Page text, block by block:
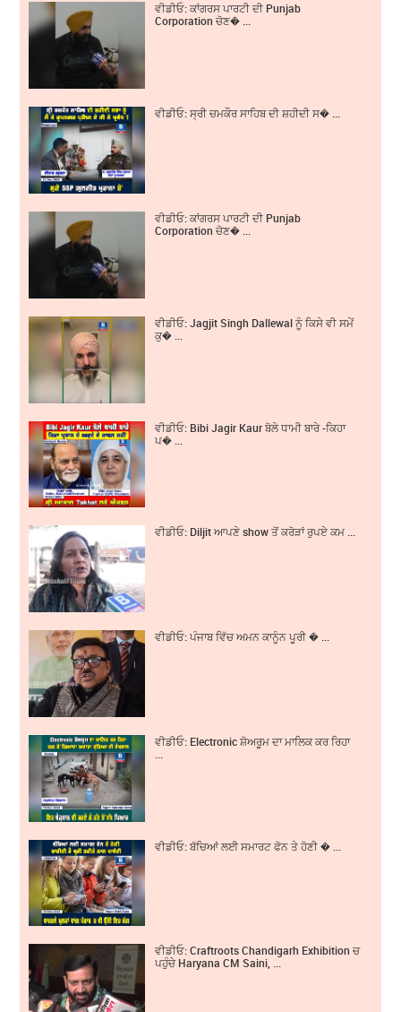
ਵੀਡੀਓ: ਕਾਂਗਰਸ ਪਾਰਟੀ ਦੀ Punjab
Corporation ਚੋਣ� ...
ਵੀਡੀਓ: ਸ੍ਰੀ ਚਮਕੌਰ ਸਾਹਿਬ ਦੀ ਸ਼ਹੀਦੀ ਸ� ...
ਵੀਡੀਓ: ਕਾਂਗਰਸ ਪਾਰਟੀ ਦੀ Punjab
Corporation ਚੋਣ� ...
ਵੀਡੀਓ: Jagjit Singh Dallewal ਨੂੰ ਕਿਸੇ ਵੀ ਸਮੇਂ
ਕੁ� ...
ਵੀਡੀਓ: Bibi Jagir Kaur ਬੋਲੇ ਧਾਮੀ ਬਾਰੇ -ਕਿਹਾ
ਪ� ...
ਵੀਡੀਓ: Diljit ਆਪਣੇ show ਤੋਂ ਕਰੋੜਾਂ ਰੁਪਏ ਕਮ ...
ਵੀਡੀਓ: ਪੰਜਾਬ ਵਿੱਚ ਅਮਨ ਕਾਨੂੰਨ ਪੂਰੀ � ...
ਵੀਡੀਓ: Electronic ਸ਼ੋਅਰੂਮ ਦਾ ਮਾਲਿਕ ਕਰ ਰਿਹਾ
ਵੀਡੀਓ: ਬੱਚਿਆਂ ਲਈ ਸਮਾਰਟ ਫੋਨ ਤੇ ਹੋਣੀ � ...
ਵੀਡੀਓ: Craftroots Chandigarh Exhibition ਚ
ਪਹੁੰਚੇ Haryana CM Saini, ...